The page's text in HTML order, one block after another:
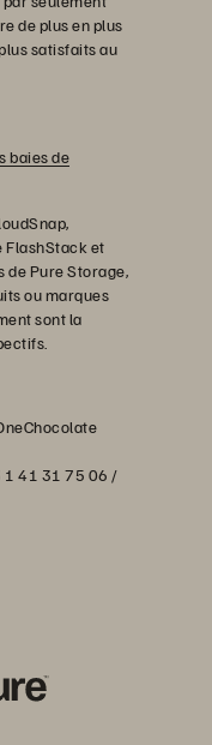
de plus en plus
satisfaits au
baies de
FlashStack et
de Pure Storage,
ou marques
sont la
1 41 31 75 06 /